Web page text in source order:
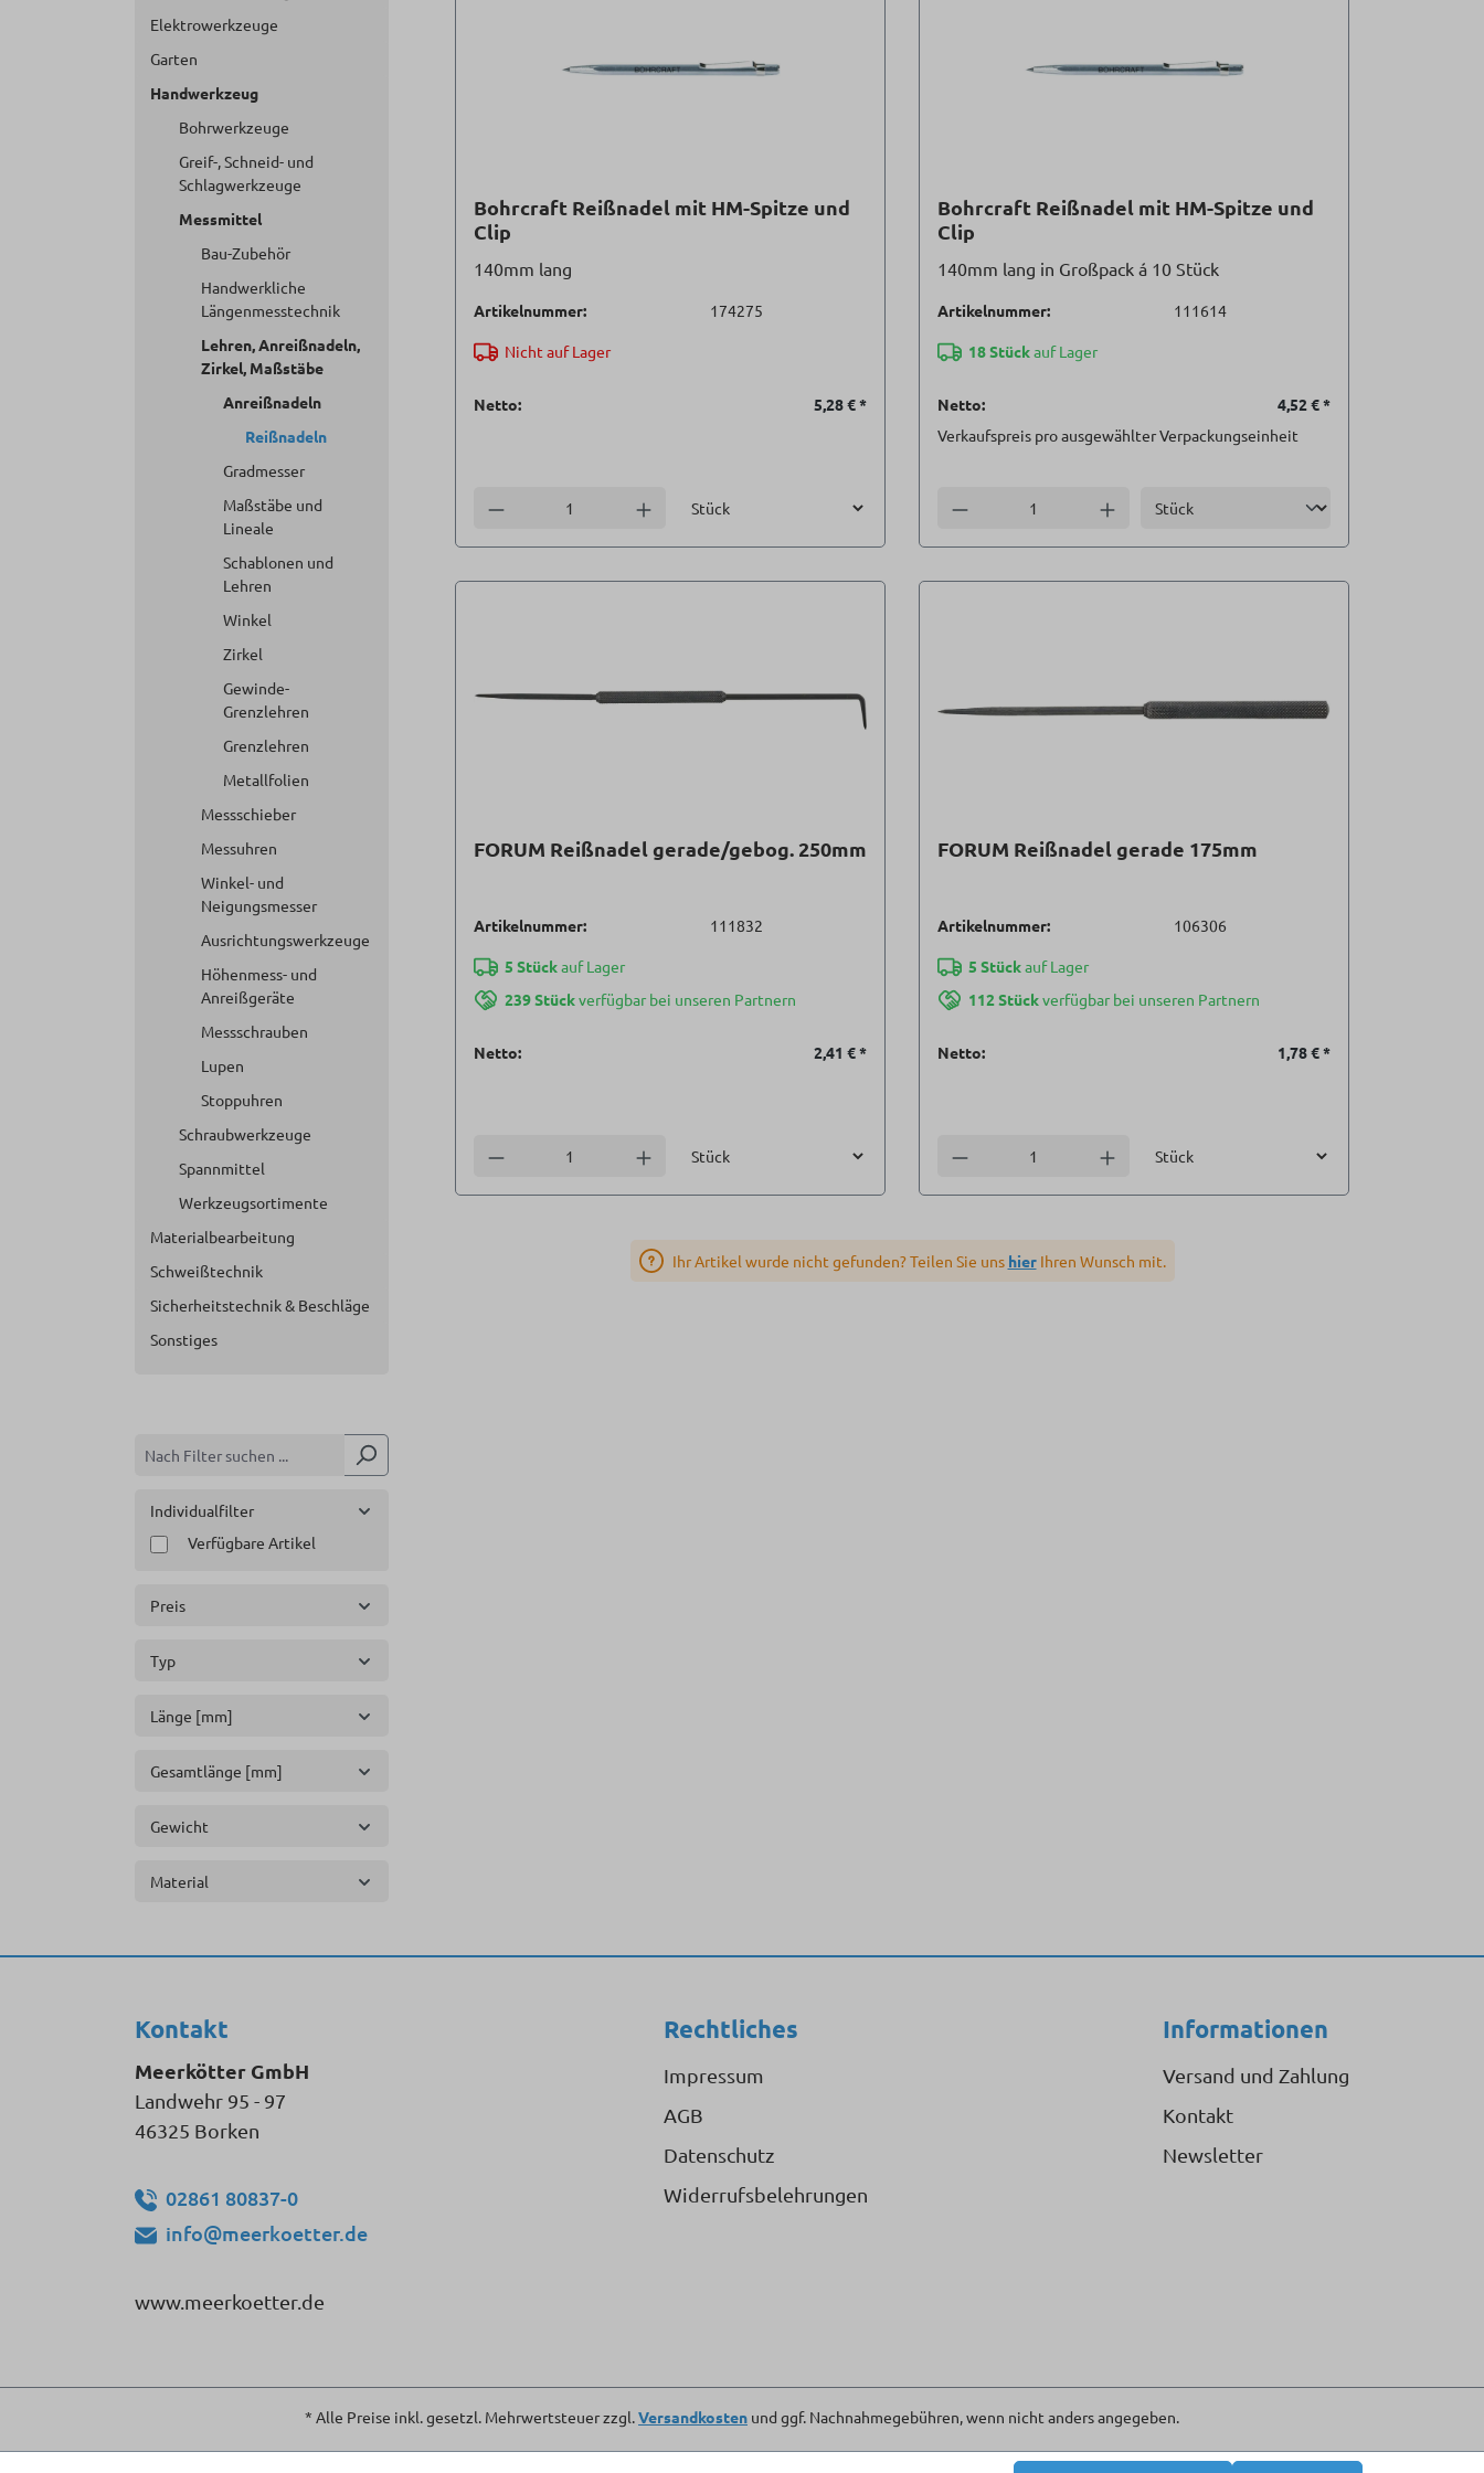
Elektrowerkzeuge
Garten
Handwerkzeug
Bohrwerkzeuge
Greif-, Schneid- und
Schlagwerkzeuge
Messmittel
Bau-Zubehör
Handwerkliche
Längenmesstechnik
Lehren, Anreißnadeln,
Zirkel, Maßstäbe
Anreißnadeln
Reißnadeln
Gradmesser
Maßstäbe und
Lineale
Schablonen und
Lehren
Winkel
Zirkel
Gewinde-
Grenzlehren
Grenzlehren
Metallfolien
Messschieber
Messuhren
Winkel- und
Neigungsmesser
Ausrichtungswerkzeuge
Höhenmess- und
Anreißgeräte
Messschrauben
Lupen
Stoppuhren
Schraubwerkzeuge
Spannmittel
Werkzeugsortimente
Materialbearbeitung
Schweißtechnik
Sicherheitstechnik & Beschläge
Sonstiges
Individualfilter
Verfügbare Artikel
Preis
Typ
Länge [mm]
Gesamtlänge [mm]
Gewicht
Material
Bohrcraft Reißnadel mit HM-Spitze und
Clip
140mm lang
Artikelnummer: 174275
Nicht auf Lager
Netto: 5,28 €*
Anzahl verringern Anzahl erhöhen
Bohrcraft Reißnadel mit HM-Spitze und
Clip
140mm lang in Großpack á 10 Stück
Artikelnummer: 111614
18 Stückauf Lager
Netto: 4,52 €*
Verkaufspreis pro ausgewählter Verpackungseinheit
Anzahl verringern Anzahl erhöhen
FORUM Reißnadel gerade/gebog. 250mm
Artikelnummer: 111832
5 Stückauf Lager
239 Stückverfügbar bei unseren Partnern
Netto: 2,41 €*
Anzahl verringern Anzahl erhöhen
FORUM Reißnadel gerade 175mm
Artikelnummer: 106306
5 Stückauf Lager
112 Stückverfügbar bei unseren Partnern
Netto: 1,78 €*
Anzahl verringern Anzahl erhöhen
Ihr Artikel wurde nicht gefunden? Teilen Sie uns hierIhren Wunsch mit.
Kontakt
Meerkötter GmbH
Landwehr 95 - 97
46325 Borken
02861 80837-0
info@meerkoetter.de
www.meerkoetter.de
Rechtliches
Impressum
AGB
Datenschutz
Widerrufsbelehrungen
Informationen
Versand und Zahlung
Kontakt
Newsletter
* Alle Preise inkl. gesetzl. Mehrwertsteuer zzgl.Versandkosten und ggf. Nachnahmegebühren, wenn nicht anders angegeben.